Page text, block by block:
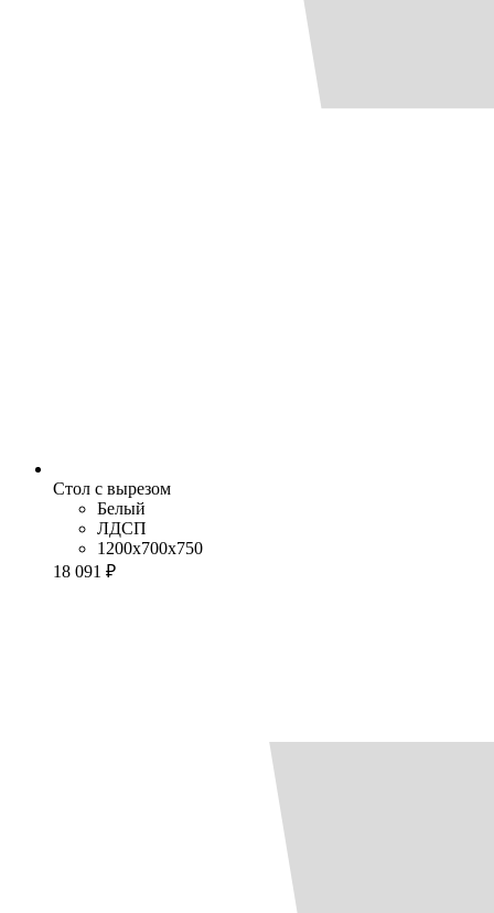
Стол с вырезом
Белый
ЛДСП
1200x700x750
18 091 ₽